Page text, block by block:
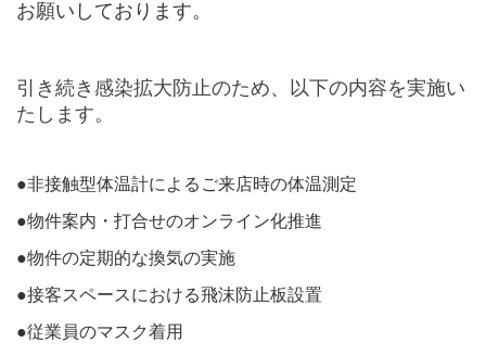
お願いしております。
引き続き感染拡大防止のため、
以下の内容を実施い
たします。
●非接触型体温計によるご来店時の体温測定
●物件案内・打合せのオンライン化推進
●物件の定期的な換気の実施
●接客スペースにおける飛沫防止板設置
●従業員のマスク着⽤